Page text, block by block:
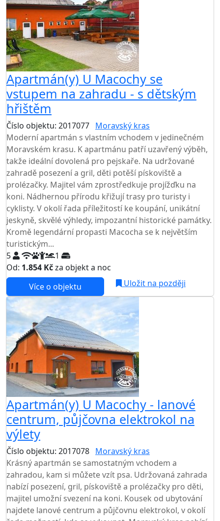
Apartmán(y) U Macochy se
vstupem na zahradu - s dětským
hřištěm
Číslo objektu: 2017077 Moravský kras
Moderní apartmán s vlastním vchodem v jedinečném
Moravském krasu. K apartmánu patří uzavřený výběh,
takže ideální dovolená pro pejskaře. Na udržované
zahradě posezení a gril, děti potěší pískoviště a
prolézačky. Majitel vám zprostředkuje projížďku na
koni. Nádhernou přírodu křižují trasy pro turisty i
cyklisty. V okolí řada příležitostí ke koupání, unikátní
jeskyně, skvělé výhledy, impozantní historické památky.
Kromě legendární propasti Macocha se k největším
turistickým...
5
1
Od: 1.854 Kčza objekt a noc
Více o objektu
Uložit na později
Apartmán(y) U Macochy - lanové
centrum, půjčovna elektrokol na
výlety
Číslo objektu: 2017078 Moravský kras
Krásný apartmán se samostatným vchodem a
zahradou, kam si můžete vzít psa. Udržovaná zahrada
nabízí posezení, gril, pískoviště a prolézačky pro děti,
majitel umožní svezení na koni. Kousek od ubytování
najdete lanové centrum a půjčovnu elektrokol, v okolí